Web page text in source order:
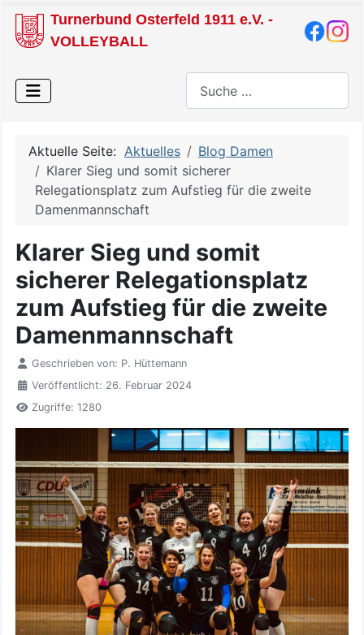
Turnerbund Osterfeld 1911 e.V. -
VOLLEYBALL
Aktuelle Seite: Aktuelles
Blog Damen
Klarer Sieg und somit sicherer
Relegationsplatz zum Aufstieg für die zweite
Damenmannschaft
Klarer Sieg und somit
sicherer Relegationsplatz
zum Aufstieg für die zweite
Damenmannschaft
Geschrieben von: P. Hüttemann
Veröffentlicht: 26. Februar 2024
Zugriffe: 1280